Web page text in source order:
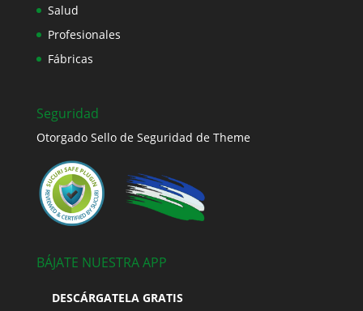
Salud
Profesionales
Fábricas
Seguridad
Otorgado Sello de Seguridad de Theme
BÁJATE NUESTRA APP
DESCÁRGATELA GRATIS